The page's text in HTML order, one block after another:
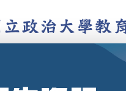
2025.10.29 招生事